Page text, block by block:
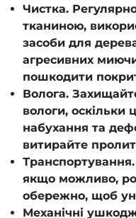
Чистка.
тканиною,
засоби для
агресивних
пошкодити
Волога.
вологи,
набухання та
витирайте
якщо можливо,
обережно, щоб
Механічні